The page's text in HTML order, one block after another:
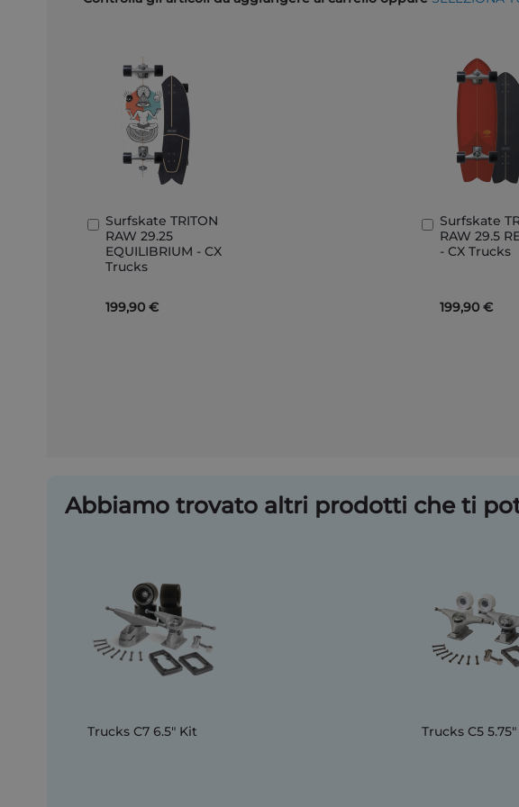
Surfskate TRITON
RAW 29.25
EQUILIBRIUM - CX
Trucks
199,90 €
Aggiungi
al
Carrello
Surfskate
RAW 29.5
- CX Trucks
199,90 €
Aggiungi
al
Carrello
Abbiamo trovato altri prodotti che ti
Trucks C7 6.5" Kit Trucks C5